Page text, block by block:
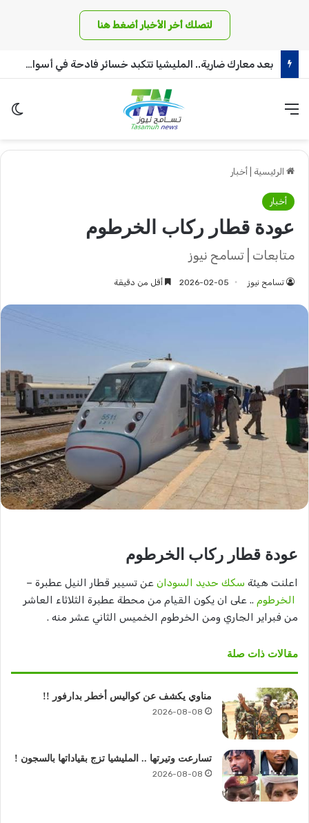
لتصلك أخر الأخبار أضغط هنا
بعد معارك ضارية.. المليشيا تتكبد خسائر فادحة في أسوار بئر سليبة بغرب دافور
القائمة
الرئيسية أخبار
أخبار
عودة قطار ركاب الخرطوم
متابعات | تسامح نيوز
تسامح نيوز 2026-02-05 أقل من دقيقة
عودة قطار ركاب الخرطوم
اعلنت هيئة سكك حديد السودان عن تسيير قطار النيل عطبرة –
الخرطوم .. على ان يكون القيام من محطة عطبرة الثلاثاء العاشر
من فبراير الجاري ومن الخرطوم الخميس الثاني عشر منه .
مقالات ذات صلة
مناوي يكشف عن كواليس أخطر بدارفور !!
2026-08-08
تسارعت وتيرتها .. المليشيا تزج بقياداتها بالسجون !
2026-08-08